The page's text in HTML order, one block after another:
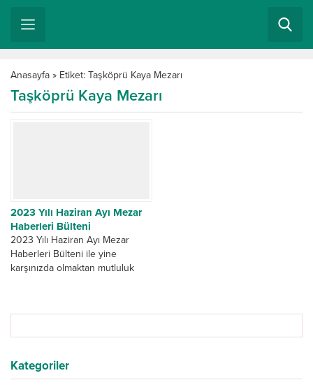
Anasayfa » Etiket: Taşköprü Kaya Mezarı
Taşköprü Kaya Mezarı
2023 Yılı Haziran Ayı Mezar
Haberleri Bülteni
2023 Yılı Haziran Ayı Mezar
Haberleri Bülteni ile yine
karşınızda olmaktan mutluluk
Kategoriler